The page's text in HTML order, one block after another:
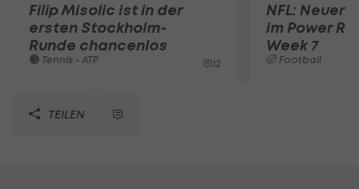
Filip Misolic ist in der
ersten Stockholm-
Runde chancenlos
Tennis - ATP 12
NFL: Neuer
im Power
Week 7
Football
TEILEN